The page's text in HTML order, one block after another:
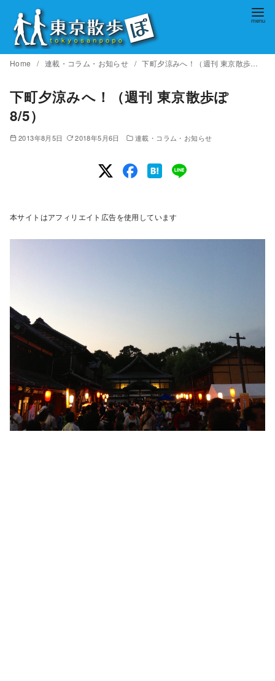
ンHome 連載・コラム・お知らせ 下町夕涼みへ！（週刊 東京散歩ぽ 8/5）
下町夕涼みへ！（週刊 東京散歩ぽ
8/5）
2013年8月5日 2018年5月6日 連載・コラム・お知らせ
本サイトはアフィリエイト広告を使用しています